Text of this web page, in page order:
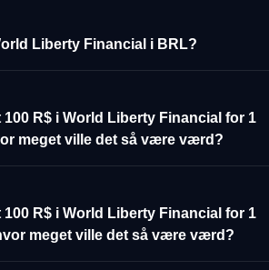
Liberty Financial i BRL?
100 R$ i World Liberty Financial for 1
meget ville det så være værd?
100 R$ i World Liberty Financial for 1
meget ville det så være værd?